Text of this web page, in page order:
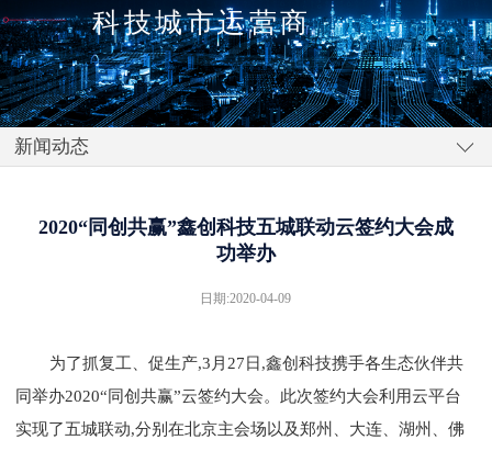
科技城市运营商
新闻动态
2020“同创共赢”鑫创科技五城联动云签约大会成
功举办
日期:2020-04-09
为了抓复工、促生产,3月27日,鑫创科技携手各生态伙伴共
同举办2020“同创共赢”云签约大会。此次签约大会利用云平台
实现了五城联动,分别在北京主会场以及郑州、大连、湖州、佛